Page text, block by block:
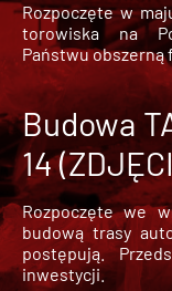
Rozpoczęte w
torowiska na
Państwu
Budowa
14
Rozpoczęte we
budową trasy
postępują.
inwestycji.